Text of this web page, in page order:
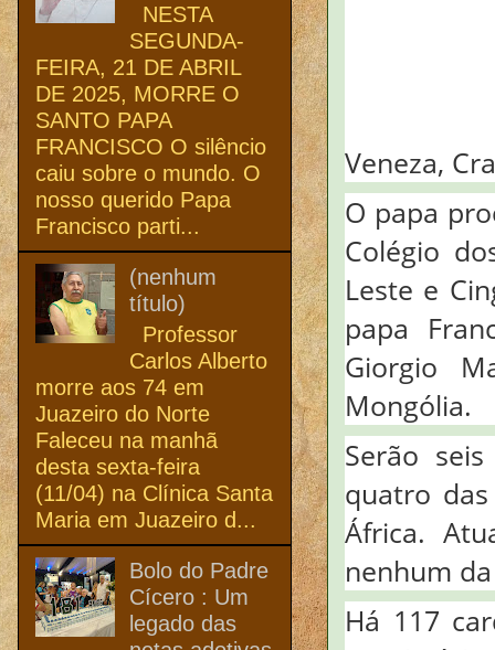
Veneza,
O papa
Colégio
Leste e
papa
Giorgio
Mongólia.
Serão
quatro
África.
nenhum
Há 117
NESTA
SEGUNDA-
FEIRA, 21 DE ABRIL
DE 2025, MORRE O
SANTO PAPA
FRANCISCO O silêncio
caiu sobre o mundo. O
nosso querido Papa
Francisco parti...
(nenhum
título)
Professor
Carlos Alberto
morre aos 74 em
Juazeiro do Norte
Faleceu na manhã
desta sexta-feira
(11/04) na Clínica Santa
Maria em Juazeiro d...
Bolo do Padre
Cícero : Um
legado das